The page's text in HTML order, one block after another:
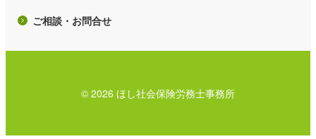
ご相談・お問合せ
© 2026 ほし社会保険労務士事務所